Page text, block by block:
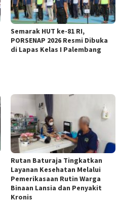
Semarak HUT ke-81 RI,
PORSENAP 2026 Resmi Dibuka
di Lapas Kelas I Palembang
Rutan Baturaja Tingkatkan
Layanan Kesehatan Melalui
Pemerikasaan Rutin Warga
Binaan Lansia dan Penyakit
Kronis